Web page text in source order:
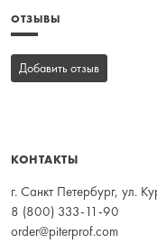
ОТЗЫВЫ
Добавить отзыв
КОНТАКТЫ
г. Санкт Петербург, ул.
8 (800) 333-11-90
order@piterprof.com